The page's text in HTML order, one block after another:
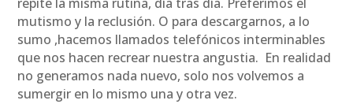
mutismo y la reclusión. O para descargarnos, a lo
sumo ,hacemos llamados telefónicos interminables
que nos hacen recrear nuestra angustia. En realidad
no generamos nada nuevo, solo nos volvemos a
sumergir en lo mismo una y otra vez.